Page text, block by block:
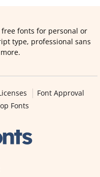
fonts for personal or
type, professional sans
Font Approval
Fonts